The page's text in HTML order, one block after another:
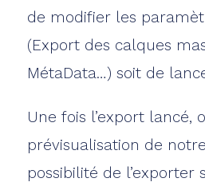
de modifier les
(Export des calques
MétaData…) soit de
Une fois l’export lancé,
prévisualisation de
possibilité de l’exporter